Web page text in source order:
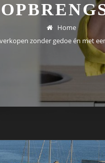
Home
verkopen zonder gedoe én met